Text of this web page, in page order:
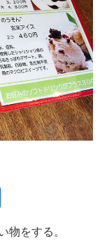
有をする。